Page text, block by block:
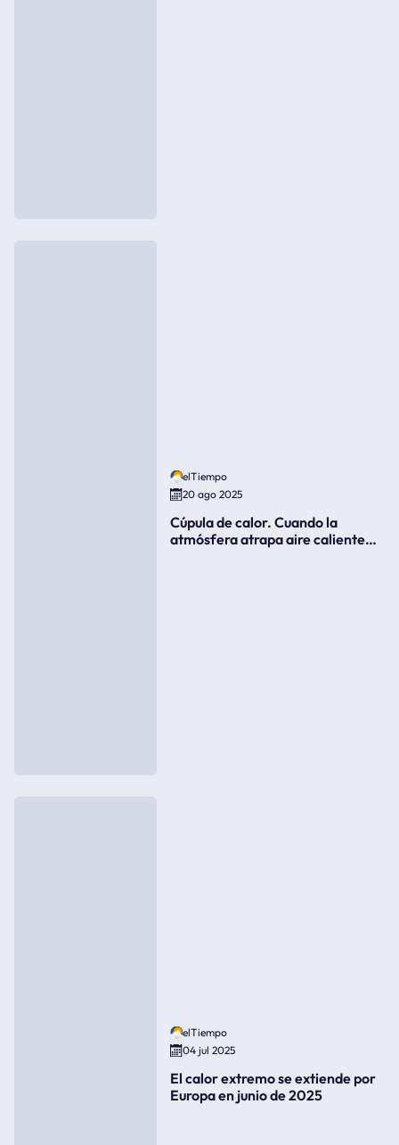
elTiempo
20 ago 2025
Cúpula de calor. Cuando la
atmósfera atrapa aire caliente
elTiempo
04 jul 2025
El calor extremo se extiende por
Europa en junio de 2025